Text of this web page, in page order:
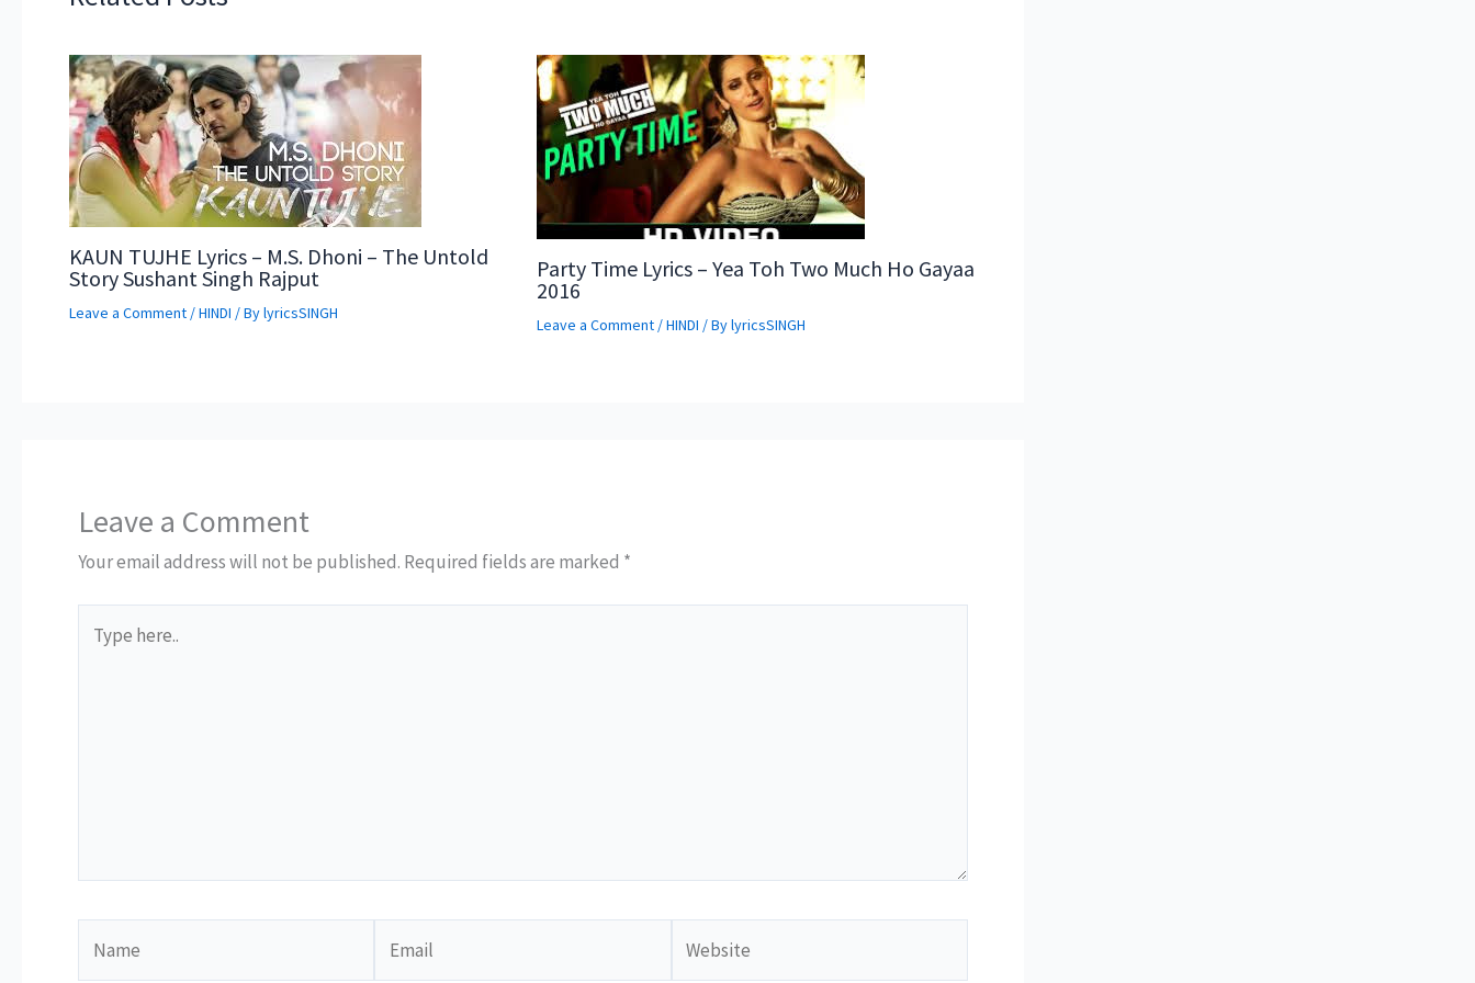
KAUN TUJHE Lyrics – M.S. Dhoni – The Untold
Story Sushant Singh Rajput
Leave a Comment /HINDI / BylyricsSINGH
Party Time Lyrics – Yea Toh Two Much Ho Gayaa
2016
Leave a Comment /HINDI / BylyricsSINGH
Leave a Comment
Your email address will not be published. Required fields are marked *
here..